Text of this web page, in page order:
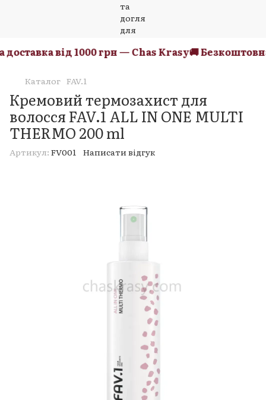
від 1000 грн — Chas Krasy🚚 Безкоштовна
Каталог FAV.1
Кремовий термозахист для
волосся FAV.1 ALL IN ONE MULTI
THERMO 200 ml
Артикул: FV001 Написати відгук